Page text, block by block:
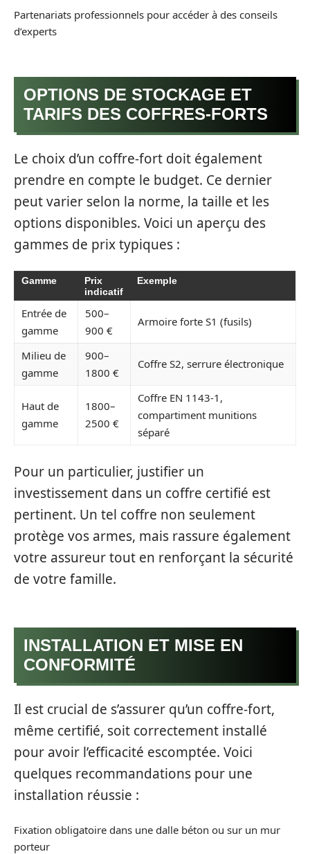
Partenariats professionnels pour accéder à des conseils
d’experts
OPTIONS DE STOCKAGE ET
TARIFS DES COFFRES-FORTS
Le choix d’un coffre-fort doit également
prendre en compte le budget. Ce dernier
peut varier selon la norme, la taille et les
options disponibles. Voici un aperçu des
gammes de prix typiques :
Gamme
Prix
indicatif
Exemple
Entrée de
gamme
500–
900 €
Armoire forte S1 (fusils)
Milieu de
gamme
900–
1800 €
Coffre S2, serrure électronique
Haut de
gamme
1800–
2500 €
Coffre EN 1143-1,
compartiment munitions
séparé
Pour un particulier, justifier un
investissement dans un coffre certifié est
pertinent. Un tel coffre non seulement
protège vos armes, mais rassure également
votre assureur tout en renforçant la sécurité
de votre famille.
INSTALLATION ET MISE EN
CONFORMITÉ
Il est crucial de s’assurer qu’un coffre-fort,
même certifié, soit correctement installé
pour avoir l’efficacité escomptée. Voici
quelques recommandations pour une
installation réussie :
Fixation obligatoire dans une dalle béton ou sur un mur
porteur